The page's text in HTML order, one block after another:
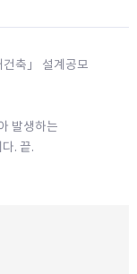
축」 설계공모
발생하는
. 끝.